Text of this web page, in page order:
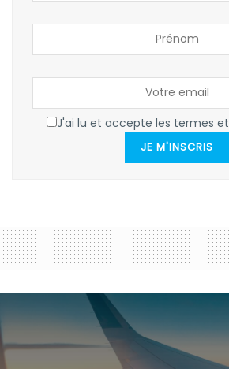
J'ai lu et accepte les termes
JE M'INSCRIS